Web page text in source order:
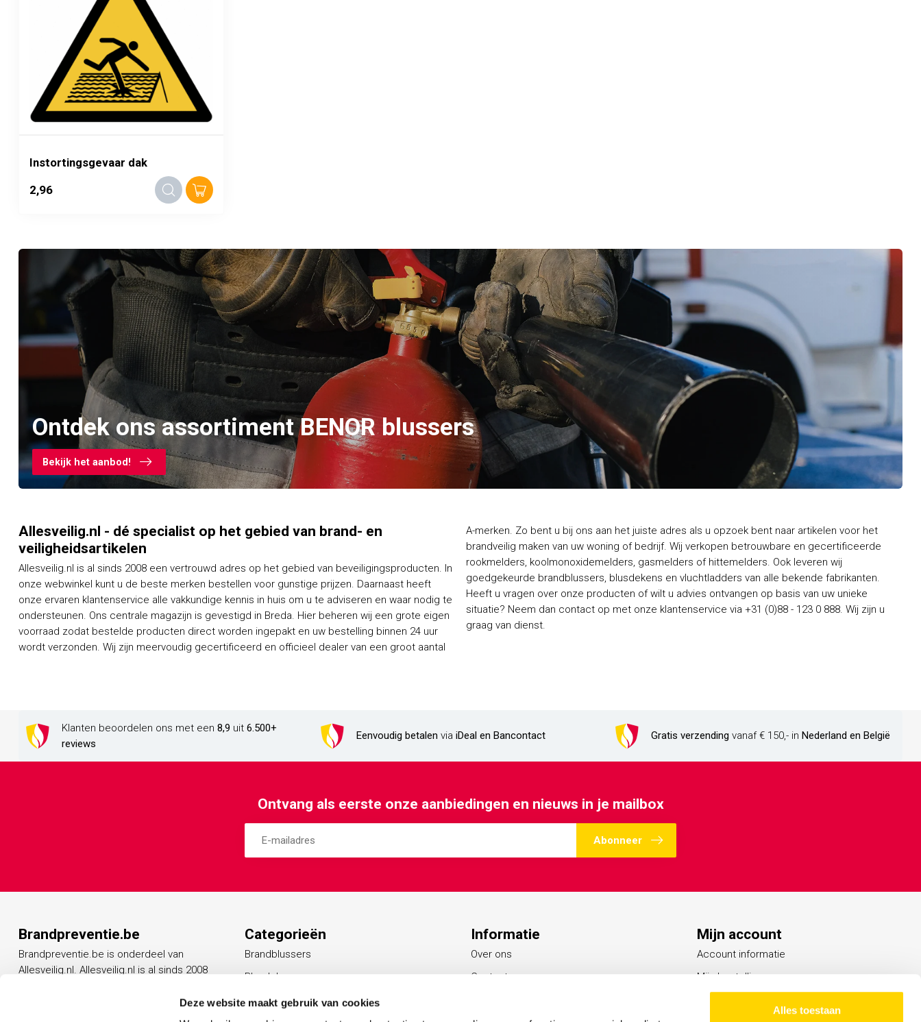
Deze website maakt gebruik van cookies
Alles toestaan
Instortingsgevaar dak
2,96
Ontdek ons assortiment BENOR blussers
Bekijk het aanbod!
Allesveilig.nl - dé specialist op het gebied van brand- en
veiligheidsartikelen
Allesveilig.nl is al sinds 2008 een vertrouwd adres op het gebied van beveiligingsproducten. In
onze webwinkel kunt u de beste merken bestellen voor gunstige prijzen. Daarnaast heeft
onze ervaren klantenservice alle vakkundige kennis in huis om u te adviseren en waar nodig te
ondersteunen. Ons centrale magazijn is gevestigd in Breda. Hier beheren wij een grote eigen
voorraad zodat bestelde producten direct worden ingepakt en uw bestelling binnen 24 uur
wordt verzonden. Wij zijn meervoudig gecertificeerd en officieel dealer van een groot aantal
A-merken. Zo bent u bij ons aan het juiste adres als u opzoek bent naar artikelen voor het
brandveilig maken van uw woning of bedrijf. Wij verkopen betrouwbare en gecertificeerde
rookmelders, koolmonoxidemelders, gasmelders of hittemelders. Ook leveren wij
goedgekeurde brandblussers, blusdekens en vluchtladders van alle bekende fabrikanten.
Heeft u vragen over onze producten of wilt u advies ontvangen op basis van uw unieke
situatie? Neem dan contact op met onze klantenservice via +31 (0)88 - 123 0 888. Wij zijn u
graag van dienst.
Klanten beoordelen ons met een 8,9 uit 6.500+
reviews
Eenvoudig betalen via iDeal en Bancontact Gratis verzending vanaf € 150,- in Nederland en België
Ontvang als eerste onze aanbiedingen en nieuws in je mailbox
Abonneer
Brandpreventie.be
Brandpreventie.be is onderdeel van
Allesveilig.nl. Allesveilig.nl is al sinds 2008
Categorieën
Brandblussers
Blusdekens
Rookmelders
Informatie
Over ons
Contact
Mijn account
Account informatie
Mijn bestellingen